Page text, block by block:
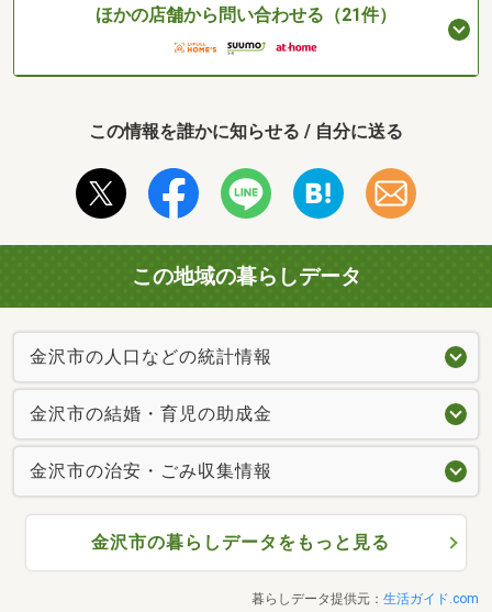
ほかの店舗から問い合わせる（21件）
この情報を誰かに知らせる / 自分に送る
この地域の暮らしデータ
金沢市の人口などの統計情報
金沢市の結婚・育児の助成金
金沢市の治安・ごみ収集情報
金沢市の暮らしデータをもっと見る
暮らしデータ提供元： 生活ガイド.com